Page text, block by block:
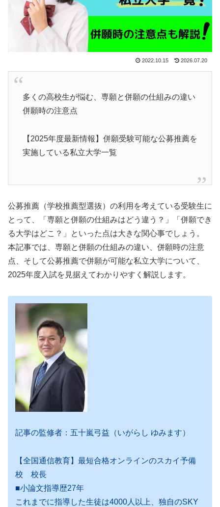
2022.10.15 2026.07.20
多くの高校生が悩む、専願と併願の仕組みの違い
併願時の注意点
【2025年度最新情報】併願受験可能な公募推薦を
実施している私立大学一覧
公募推薦（学校推薦型選抜）の利用を考えている受験生に
とって、「専願と併願の仕組みはどう違う？」「併願でき
る大学はどこ？」といった点は大きな関心事でしょう。
本記事では、専願と併願の仕組みの違い、併願時の注意
点、そして公募推薦で併願が可能な私立大学について、
2025年度入試を見据えてわかりやすく解説します。
記事の監修者：五十嵐弓益（いがらし ゆみます）
【全国通信教育】最短合格オンラインのスカイ予備
校 校長
■小論文指導歴27年
これまでに指導した生徒は4000人以上、独自のSKY